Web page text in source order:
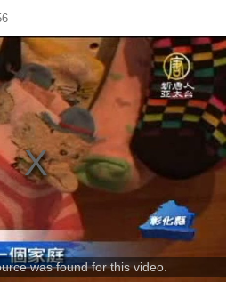
was found for this video.